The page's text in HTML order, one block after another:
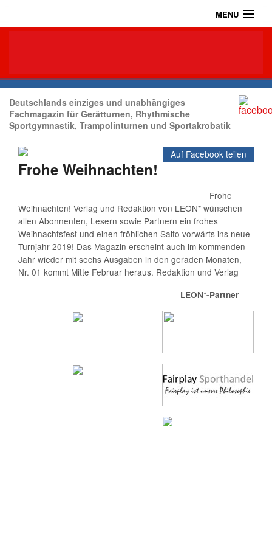
MENU
Abonnieren
Shop
Über uns
Archiv
Deutschlands einziges und unabhängiges
Fachmagazin für Gerätturnen, Rhythmische
Sportgymnastik, Trampolinturnen und Sportakrobatik
Auf Facebook teilen
Frohe Weihnachten!
Frohe
Weihnachten! Verlag und Redaktion von LEON* wünschen
allen Abonnenten, Lesern sowie Partnern ein frohes
Weihnachtsfest und einen fröhlichen Salto vorwärts ins neue
Turnjahr 2019! Das Magazin erscheint auch im kommenden
Jahr wieder mit sechs Ausgaben in den geraden Monaten,
Nr. 01 kommt Mitte Februar heraus. Redaktion und Verlag
LEON*-Partner